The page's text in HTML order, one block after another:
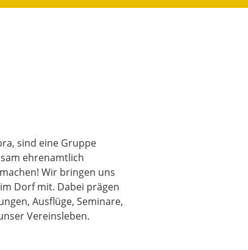
sind eine Gruppe
ehrenamtlich
Wir bringen uns
Dorf mit. Dabei prägen
Ausflüge, Seminare,
Vereinsleben.